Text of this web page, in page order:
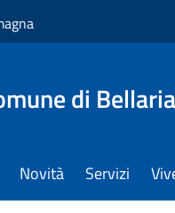
di
Novità Servizi